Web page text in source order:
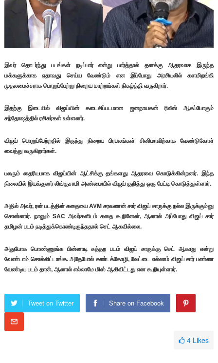
இவர் தொடர்ந்து படங்கள் நடிப்பார் என்று பார்த்தால் தனக்கு ஆதரவாக இருந்த
மக்களுக்காக ஏதாவது செய்ய வேண்டும் என இப்போது அரசியலில் களமிறங்கி
முதலமைச்சராக பொறுப்பேற்று நிறைய மாற்றங்கள் நிகழ்த்தி வருகிறார்.
இதற்கு இடையில் விஜய்யின் கடைசிப்படமான ஜனநாயகன் ரிலீஸ் ஆகப்போகும்
சந்தோஷத்தில் ரசிகர்கள் உள்ளனர்.
விஜய் பொறுப்பேற்றதில் இருந்து நிறைய பிரபலங்கள் சினிமாவிற்காக வேண்டுகோள்
வைத்து வருகிறார்கள்.
பலரும் தைரியமாக விஜய்யின் ஆட்சிக்கு தங்களது ஆதரவை கொடுக்கின்றனர். இந்த
நிலையில் இயக்குனர் லிங்குசாமி அண்மையில் விஜய் குறித்து ஒரு பேட்டி கொடுத்துள்ளார்.
அதில் அவர், ரன் படத்தின் கதையை AVM சரவணன் சார் விஜய் சாருக்கு நல்ல இருக்கும்னு
சொன்னார். நானும் SAC அவர்களிடம் கதை கூறினேன், ஆனால் அப்போது விஜய் சார்
தமிழன் படம் நடித்துக்கொண்டிருந்ததால் செட் ஆகவில்லை.
அதுபோக பொண்ணுங்க பின்னாடி சுத்தற படம் விஜய் சாருக்கு செட் ஆகாது என்று
வேண்டாம் சொல்லிட்டாங்க. அதேபோல் சண்டக்கோழி, வேட்டை எல்லாம் விஜய் சார் பண்ண
வேண்டிய படம் தான், ஆனால் எல்லாமே மிஸ் ஆகிவிட்டது என கூறியுள்ளார்.
Tweet on Twitter Share on Facebook
4 Likes